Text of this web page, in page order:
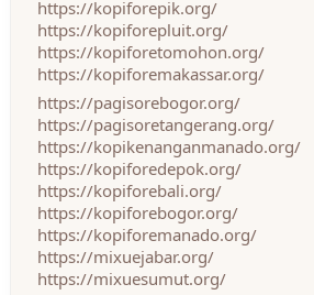
https://kopiforepik.org/
https://kopiforepluit.org/
https://kopiforetomohon.org/
https://kopiforemakassar.org/
https://pagisorebogor.org/
https://pagisoretangerang.org/
https://kopikenanganmanado.org/
https://kopiforedepok.org/
https://kopiforebali.org/
https://kopiforebogor.org/
https://kopiforemanado.org/
https://mixuejabar.org/
https://mixuesumut.org/